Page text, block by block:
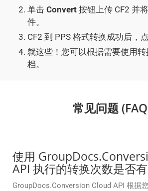
单击 Convert 按钮上传 CF2 并
件。
CF2 到 PPS 格式转换成功后，
就这些！您可以根据需要使用转
档。
常见问题
使用
API 执行的转换次数是否
GroupDocs.Conversion Cloud API 根据